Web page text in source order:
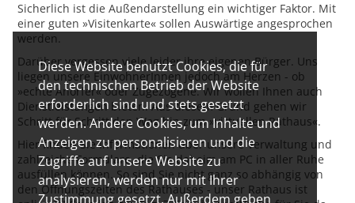
Diese Website benutzt Cookies, die für
den technischen Betrieb der Website
erforderlich sind und stets gesetzt
werden. Andere Cookies, um Inhalte und
Anzeigen zu personalisieren und die
Zugriffe auf unsere Website zu
analysieren, werden nur mit Ihrer
Zustimmung gesetzt. Außerdem geben
Sicherlich ist die Außendarstellung ein wichtiger Faktor. Mit
einer guten »Visitenkarte« sollen Auswärtige angesprochen
werden.
Darüber vergessen viele leider ihre eigenen Bürger. Uns
liegen unsere EinwohnerInnen jedoch am Herzen - ob
»echte Anorfer« oder Zugezogene. Wir wollen Ihnen auch
Dienstleistungen bieten. Aus diesem Grund gehen wir
Schritt für Schritt den Weg hin zum »virtuellen Rathaus«.
Hier finden Sie Informationen über unsere Verwaltung und
zahlreiche Formulare, die Sie daheim am PC in aller Ruhe
ausfüllen können. So sind Sie nicht ganz so abhängig von
den Öffnungszeiten des Rathauses - unser Rathaus ist